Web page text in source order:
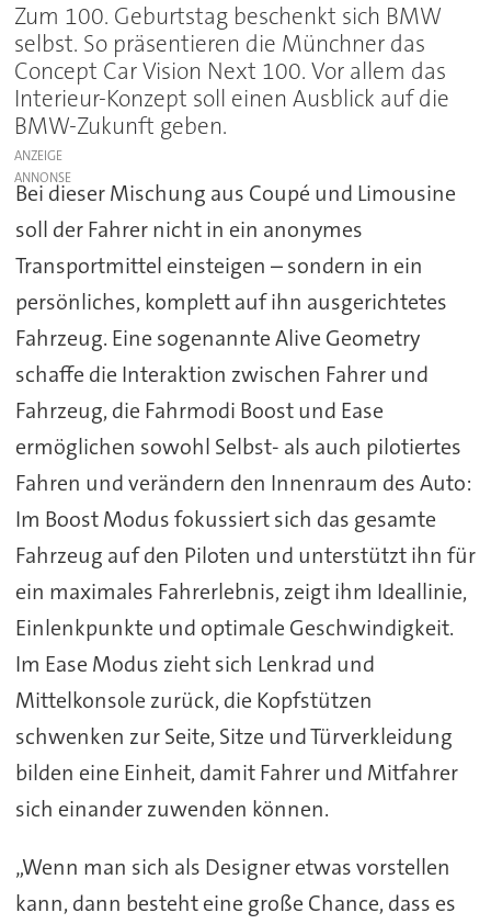
Zum 100. Geburtstag beschenkt sich BMW
selbst. So präsentieren die Münchner das
Concept Car Vision Next 100. Vor allem das
Interieur-Konzept soll einen Ausblick auf die
BMW-Zukunft geben.
ANZEIGE
Bei dieser Mischung aus Coupé und Limousine
soll der Fahrer nicht in ein anonymes
Transportmittel einsteigen – sondern in ein
persönliches, komplett auf ihn ausgerichtetes
Fahrzeug. Eine sogenannte Alive Geometry
schaffe die Interaktion zwischen Fahrer und
Fahrzeug, die Fahrmodi Boost und Ease
ermöglichen sowohl Selbst- als auch pilotiertes
Fahren und verändern den Innenraum des Auto:
Im Boost Modus fokussiert sich das gesamte
Fahrzeug auf den Piloten und unterstützt ihn für
ein maximales Fahrerlebnis, zeigt ihm Ideallinie,
Einlenkpunkte und optimale Geschwindigkeit.
Im Ease Modus zieht sich Lenkrad und
Mittelkonsole zurück, die Kopfstützen
schwenken zur Seite, Sitze und Türverkleidung
bilden eine Einheit, damit Fahrer und Mitfahrer
sich einander zuwenden können.
„Wenn man sich als Designer etwas vorstellen
kann, dann besteht eine große Chance, dass es